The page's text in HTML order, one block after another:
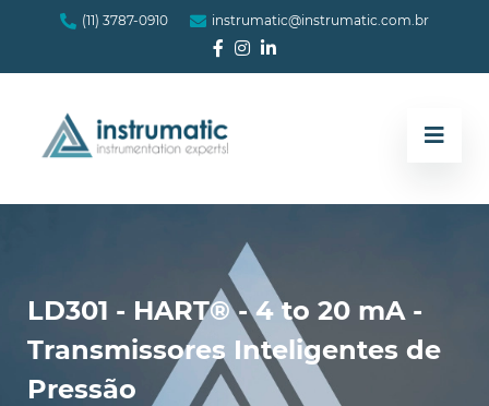
(11) 3787-0910 instrumatic@instrumatic.com.br
LD301 - HART® - 4 to 20 mA -
Transmissores Inteligentes de
Pressão